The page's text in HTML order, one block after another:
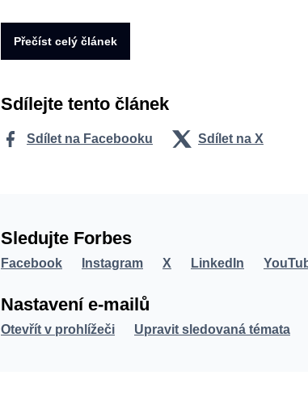
Přečíst celý článek
Sdílejte tento článek
Sdílet na Facebooku Sdílet na X
Sledujte Forbes
Facebook Instagram X LinkedIn
Nastavení e-mailů
Otevřít v prohlížeči Upravit sledovaná témata